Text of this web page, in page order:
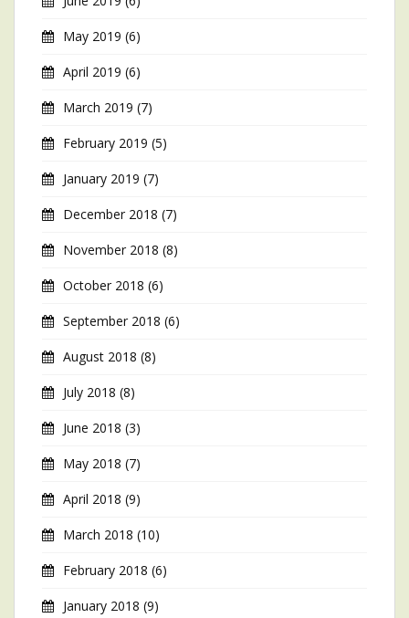
May 2019 (6)
April 2019 (6)
March 2019 (7)
February 2019 (5)
January 2019 (7)
December 2018 (7)
November 2018 (8)
October 2018 (6)
September 2018 (6)
August 2018 (8)
July 2018 (8)
June 2018 (3)
May 2018 (7)
April 2018 (9)
March 2018 (10)
February 2018 (6)
January 2018 (9)